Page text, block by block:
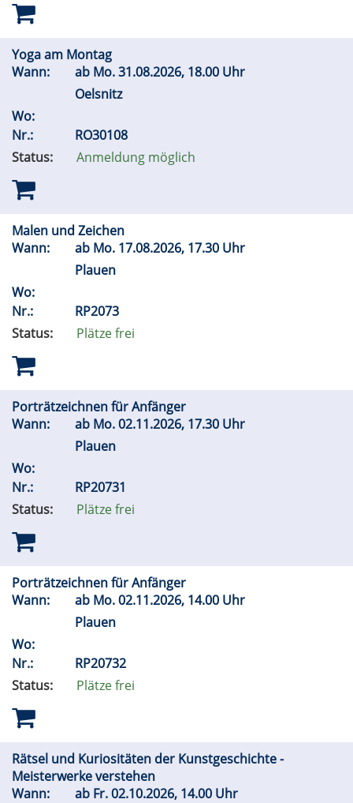
Yoga am Montag
Wann:
ab Mo.31.08.2026, 18.00 Uhr
Oelsnitz
Wo:
Nr.:
RO30108
Status:
Anmeldung möglich
Malen und Zeichen
Wann:
ab Mo. 17.08.2026, 17.30 Uhr
Plauen
Wo:
Nr.:
RP2073
Status:
Plätze frei
Porträtzeichnen für Anfänger
Wann:
ab Mo.02.11.2026, 17.30 Uhr
Plauen
Wo:
Nr.:
RP20731
Status:
Plätze frei
Porträtzeichnen für Anfänger
Wann:
ab Mo.02.11.2026, 14.00 Uhr
Plauen
Wo:
Nr.:
RP20732
Status:
Plätze frei
Rätsel und Kuriositäten der Kunstgeschichte -
Meisterwerke verstehen
Wann:
ab Fr.02.10.2026, 14.00 Uhr